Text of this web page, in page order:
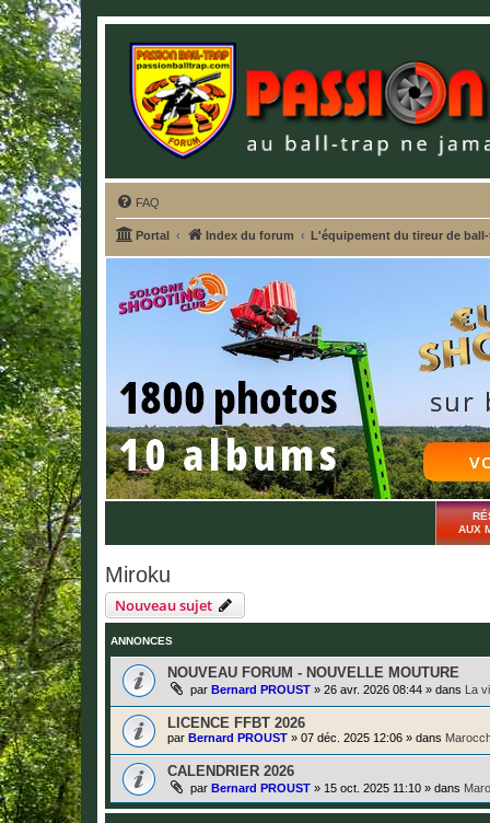
FAQ
Portal Index du forum L'équipement du tireur de
AUX
Miroku
Nouveau sujet
ANNONCES
NOUVEAU FORUM - NOUVELLE MOUTURE
par Bernard PROUST » 26 avr. 2026 08:44 » dans La
LICENCE FFBT 2026
par Bernard PROUST » 07 déc. 2025 12:06 » dans
CALENDRIER 2026
par Bernard PROUST » 15 oct. 2025 11:10 » dans